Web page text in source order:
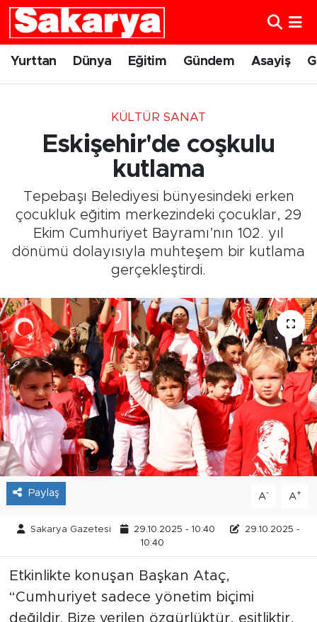
Yurttan Dünya Eğitim Gündem Asayiş
KÜLTÜR SANAT
Eskişehir'de coşkulu
kutlama
Tepebaşı Belediyesi bünyesindeki erken
çocukluk eğitim merkezindeki çocuklar, 29
Ekim Cumhuriyet Bayramı’nın 102. yıl
dönümü dolayısıyla muhteşem bir kutlama
gerçekleştirdi.
Paylaş A- A+
Sakarya Gazetesi 29.10.2025 - 10:40
29.10.2025 -
10:40
Etkinlikte konuşan Başkan Ataç,
“Cumhuriyet sadece yönetim biçimi
değildir. Bize verilen özgürlüktür, eşitliktir,
Yurttan
Eskişehirspor
Spor
Kültür Sanat
Tarihçe
Resmi İlanlar
Söyleşi
Foto Şaka
Teknoloji
Eskişehir Nöbetçi Eczaneler
Eskişehir Trafik Yoğunluk Haritası
Süper Lig Puan Durumu ve Fikstür
Tüm Manşetler
Son Dakika Haberleri
Haber Arşivi